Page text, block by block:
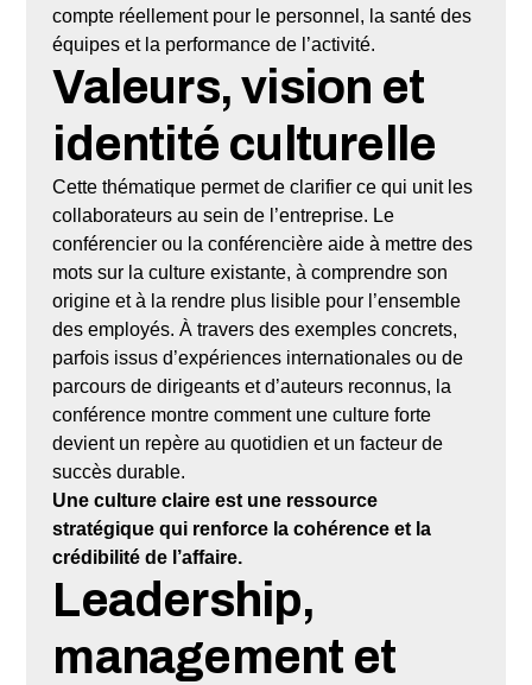
compte réellement pour le personnel, la santé des
équipes et la performance de l’activité.
Valeurs, vision et
identité culturelle
Cette thématique permet de clarifier ce qui unit les
collaborateurs au sein de l’entreprise. Le
conférencier ou la conférencière aide à mettre des
mots sur la culture existante, à comprendre son
origine et à la rendre plus lisible pour l’ensemble
des employés. À travers des exemples concrets,
parfois issus d’expériences internationales ou de
parcours de dirigeants et d’auteurs reconnus, la
conférence montre comment une culture forte
devient un repère au quotidien et un facteur de
succès durable.
Une culture claire est une ressource
stratégique qui renforce la cohérence et la
crédibilité de l’affaire.
Leadership,
management et